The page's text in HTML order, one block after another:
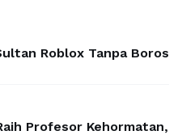
Roblox Tanpa Boros
Profesor Kehormatan,